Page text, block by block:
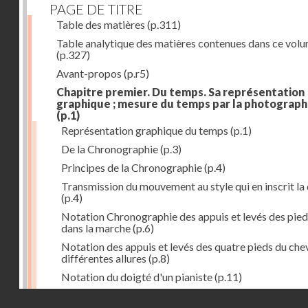
PAGE DE TITRE
Table des matières (p.311)
Table analytique des matières contenues dans ce
(p.327)
Avant-propos (p.r5)
Chapitre premier. Du temps. Sa représentation
graphique ; mesure du temps par la
(p.1)
Représentation graphique du temps (p.1)
De la Chronographie(p.3)
Principes de la Chronographie(p.4)
Transmission du mouvement au style qui en inscrit la
(p.4)
Notation Chronographie des appuis et levés des
dans la marche(p.6)
Notation des appuis et levés des quatre pieds du
différentes allures (p.8)
Notation du doigté d'un pianiste(p.11)